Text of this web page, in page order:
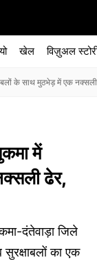
खेल विज़ुअल
के साथ मुठभेड़ में एक नक्सली
में
ढेर,
दंतेवाड़ा जिले
का एक